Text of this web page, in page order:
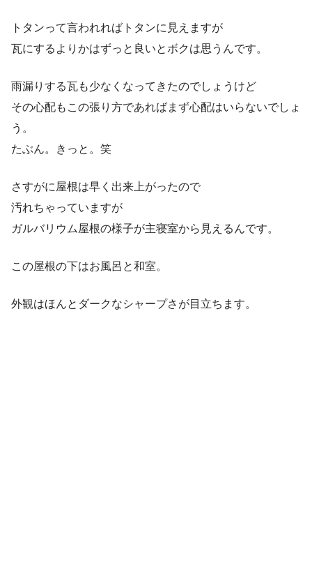
トタンって言われればトタンに見えますが
瓦にするよりかはずっと良いとボクは思うんです。
雨漏りする瓦も少なくなってきたのでしょうけど
その心配もこの張り方であればまず心配はいらないでしょ
う。
たぶん。きっと。笑
さすがに屋根は早く出来上がったので
汚れちゃっていますが
ガルバリウム屋根の様子が主寝室から見えるんです。
この屋根の下はお風呂と和室。
外観はほんとダークなシャープさが目立ちます。